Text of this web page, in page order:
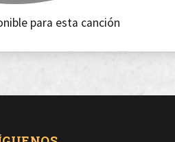
para esta canción